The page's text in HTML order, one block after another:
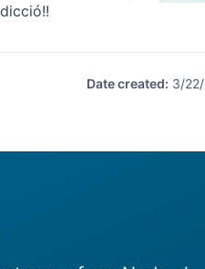
Date created: 3/